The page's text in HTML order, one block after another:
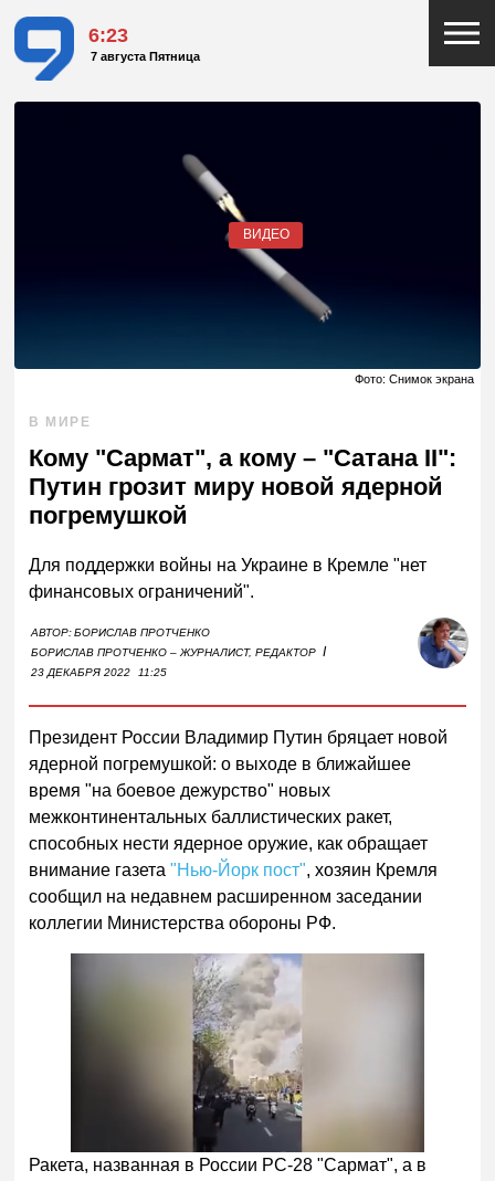
6:24
7 августа Пятница
ВИДЕО
Фото: Снимок экрана
В МИРЕ
Кому "Сармат", а кому – "Сатана II":
Путин грозит миру новой ядерной
погремушкой
Для поддержки войны на Украине в Кремле "нет
финансовых ограничений".
АВТОР:БОРИСЛАВ ПРОТЧЕНКО
БОРИСЛАВ ПРОТЧЕНКО – ЖУРНАЛИСТ, РЕДАКТОР I
23 ДЕКАБРЯ 2022 11:25
Президент России Владимир Путин бряцает новой
ядерной погремушкой: о выходе в ближайшее
время "на боевое дежурство" новых
межконтинентальных баллистических ракет,
способных нести ядерное оружие, как обращает
внимание газета"Нью-Йорк пост", хозяин Кремля
сообщил на недавнем расширенном заседании
коллегии Министерства обороны РФ.
Ракета, названная в России РС-28 "Сармат", а в